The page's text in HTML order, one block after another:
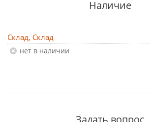
Наличие
Склад, Склад
Нет в наличии
Задать вопрос